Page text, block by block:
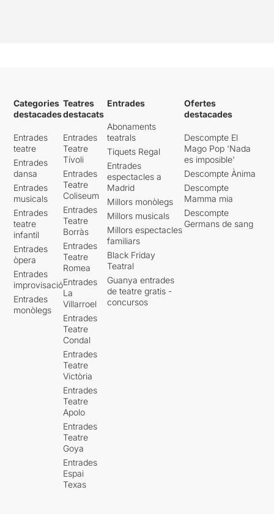
Categories
destacades
Entrades
teatre
Entrades
dansa
Entrades
musicals
Entrades
teatre
infantil
Entrades
òpera
Entrades
improvisació
Entrades
monòlegs
Teatres
destacats
Entrades
Teatre
Tívoli
Entrades
Teatre
Coliseum
Entrades
Teatre
Borràs
Entrades
Teatre
Romea
Entrades
La
Villarroel
Entrades
Teatre
Condal
Entrades
Teatre
Victòria
Entrades
Teatre
Apolo
Entrades
Teatre
Goya
Entrades
Espai
Texas
Entrades
Abonaments
teatrals
Tiquets Regal
Entrades
espectacles a
Madrid
Millors monòlegs
Millors musicals
Millors espectacles
familiars
Black Friday
Teatral
Guanya entrades
de teatre gratis -
concursos
Ofertes
destacades
Descompte El
Mago Pop 'Nada
es imposible'
Descompte Ànima
Descompte
Mamma mia
Descompte
Germans de sang